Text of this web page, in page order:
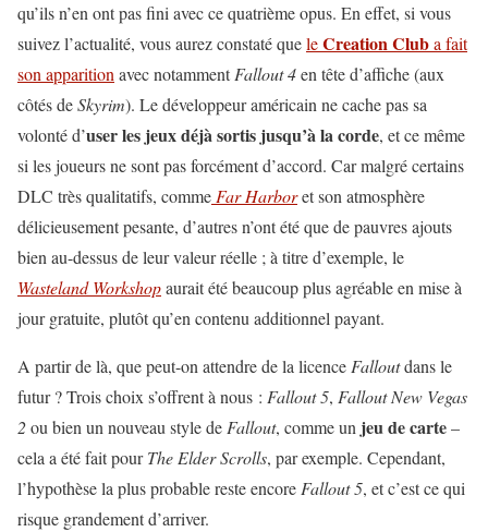
qu’ils n’en ont pas fini avec ce quatrième opus. En effet, si vous
suivez l’actualité, vous aurez constaté queleCreation Cluba fait
son apparitionavec notammentFallout 4en tête d’affiche (aux
côtés deSkyrim). Le développeur américain ne cache pas sa
volonté d’user les jeux déjà sortis jusqu’à la corde, et ce même
si les joueurs ne sont pas forcément d’accord. Car malgré certains
DLC très qualitatifs, commeFar Harboret son atmosphère
délicieusement pesante, d’autres n’ont été que de pauvres ajouts
bien au-dessus de leur valeur réelle ; à titre d’exemple, le
Wasteland Workshopaurait été beaucoup plus agréable en mise à
jour gratuite, plutôt qu’en contenu additionnel payant.
A partir de là, que peut-on attendre de la licenceFalloutdans le
futur ? Trois choix s’offrent à nous : Fallout 5, Fallout New Vegas
2ou bien un nouveau style deFallout, comme un jeu de carte–
cela a été fait pourThe Elder Scrolls, par exemple. Cependant,
l’hypothèse la plus probable reste encoreFallout 5, et c’est ce qui
risque grandement d’arriver.